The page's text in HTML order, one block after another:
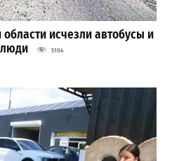
исчезли автобусы и
5104